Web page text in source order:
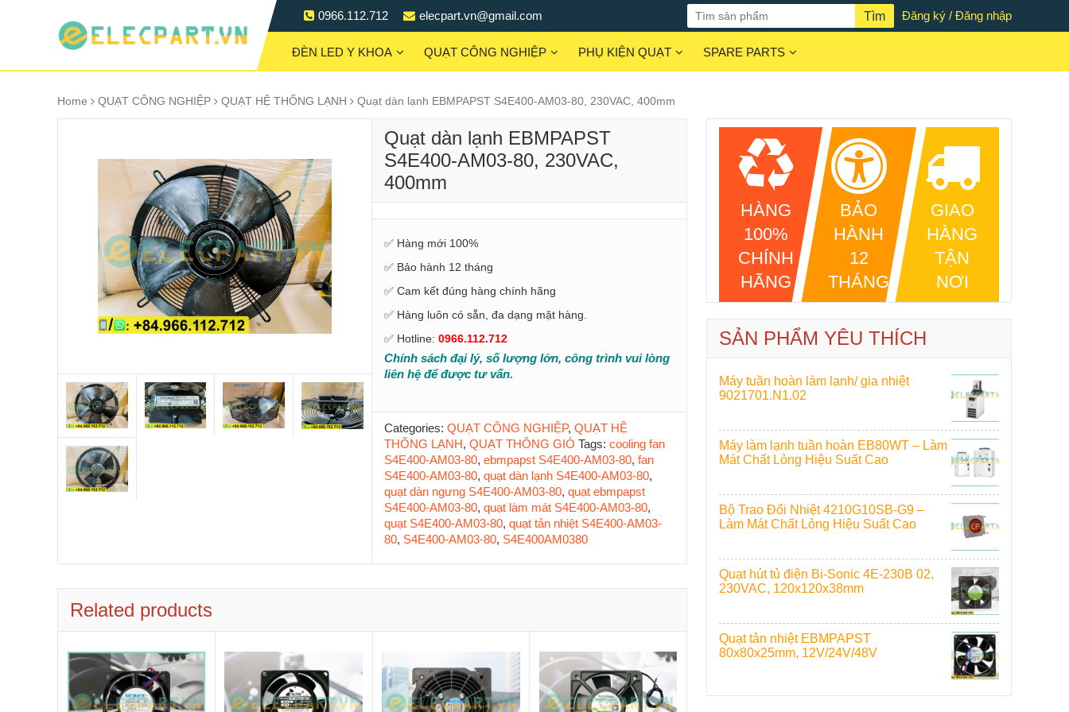
0966.112.712 elecpart.vn@gmail.com Đăng ký / Đăng nhập
ĐÈN LED Y KHOA QUẠT CÔNG NGHIỆP PHỤ KIỆN QUẠT SPARE PARTS
Home QUẠT CÔNG NGHIỆP QUẠT HỆ THỐNG LẠNH Quạt dàn lạnh EBMPAPST S4E400-AM03-80, 230VAC, 400mm
Quạt dàn lạnh EBMPAPST
S4E400-AM03-80, 230VAC,
400mm
✅ Hàng mới 100%
✅ Bảo hành 12 tháng
✅ Cam kết đúng hàng chính hãng
✅ Hàng luôn có sẵn, đa dạng mặt hàng.
✅ Hotline: 0966.112.712
Chính sách đại lý, số lượng lớn, công trình vui lòng
liên hệ để được tư vấn.
Categories: QUẠT CÔNG NGHIỆP, QUẠT HỆ
THỐNG LẠNH, QUẠT THÔNG GIÓ Tags: cooling fan
S4E400-AM03-80, ebmpapst S4E400-AM03-80, fan
S4E400-AM03-80, quạt dàn lạnh S4E400-AM03-80,
quạt dàn ngưng S4E400-AM03-80, quạt ebmpapst
S4E400-AM03-80, quạt làm mát S4E400-AM03-80,
quạt S4E400-AM03-80, quạt tản nhiệt S4E400-AM03-
80, S4E400-AM03-80, S4E400AM0380
Related products
HÀNG
100%
CHÍNH
HÃNG
BẢO
HÀNH
12
THÁNG
GIAO
HÀNG
TẬN
NƠI
SẢN PHẨM YÊU THÍCH
Máy tuần hoàn làm lạnh/ gia nhiệt
9021701.N1.02
Máy làm lạnh tuần hoàn EB80WT – Làm
Mát Chất Lỏng Hiệu Suất Cao
Bộ Trao Đổi Nhiệt 4210G10SB-G9 –
Làm Mát Chất Lỏng Hiệu Suất Cao
Quạt hút tủ điện Bi-Sonic 4E-230B 02,
230VAC, 120x120x38mm
Quạt tản nhiệt EBMPAPST
80x80x25mm, 12V/24V/48V